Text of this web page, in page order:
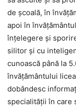
de școală, în
apoi în
înțelegere și
silitor și cu
cunoască până la
învățământului
dobândesc
specialității în care